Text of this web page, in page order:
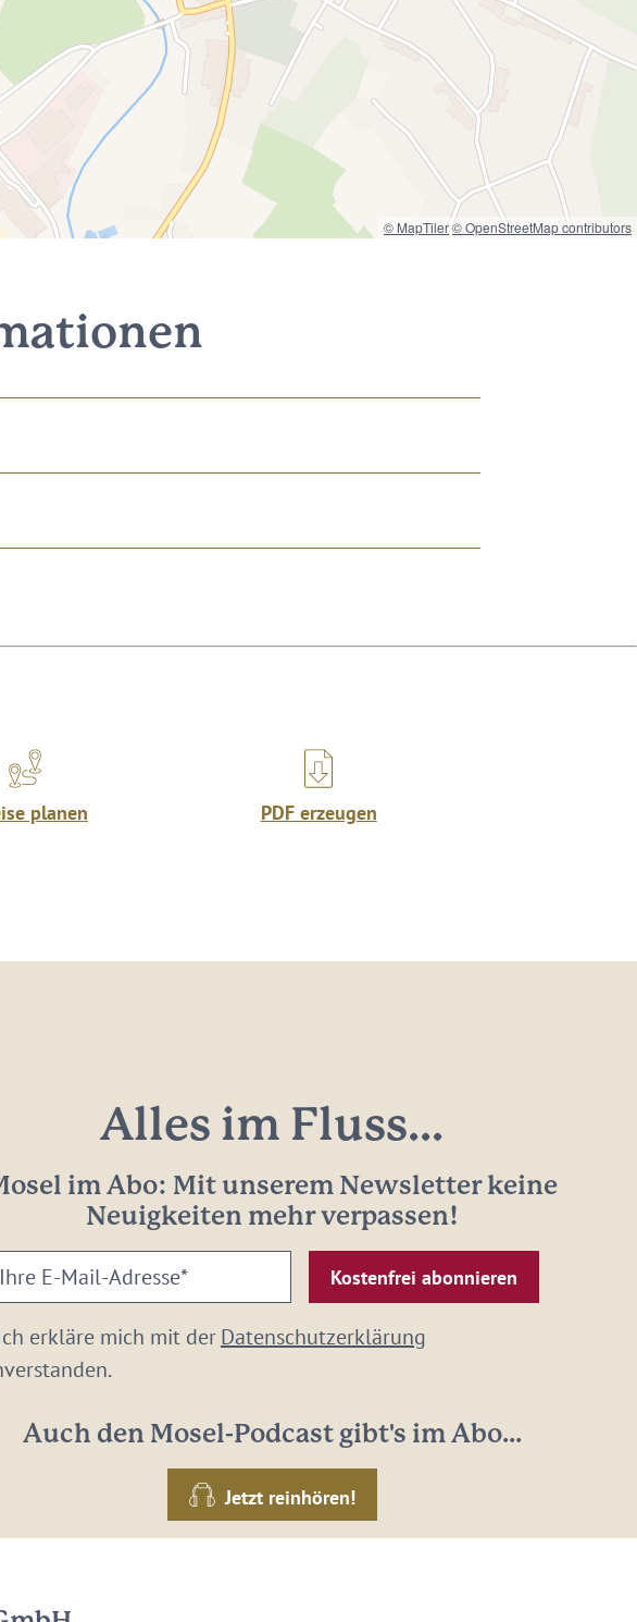
© MapTiler© OpenStreetMap contributors
planen PDF erzeugen
Alles im Fluss...
im Abo: Mit unserem Newsletter keine
Neuigkeiten mehr verpassen!
erkläre mich mit derDatenschutzerklärung
Auch den Mosel-Podcast gibt's im Abo...
Jetzt reinhören!